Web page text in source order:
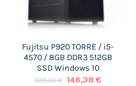
Fujitsu P920 TORRE / i5-
4570 / 8GB DDR3 512GB
SSD Windows 10
339,00€ O
146,38 €O